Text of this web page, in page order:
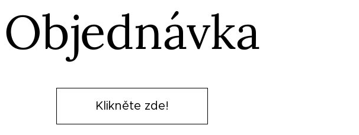
Objednávka
Klikněte zde!